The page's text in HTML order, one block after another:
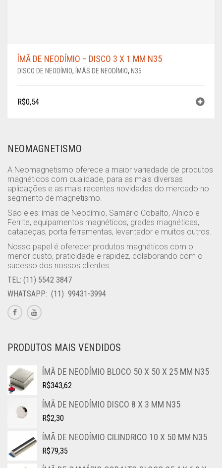
ÍMÃ DE NEODÍMIO – DISCO 3 X 1 MM N35
DISCO DE NEODÍMIO, ÍMÃS DE NEODÍMIO, N35
R$0,54
NEOMAGNETISMO
A Neomagnetismo oferece a maior variedade de produtos
magnéticos com qualidade, para as mais diversas
aplicações e as mais recentes novidades do mercado no
segmento de magnetismo.
São eles: ímãs de Neodímio, Samário Cobalto, Alnico e
Ferrite, equipamentos magnéticos, grades magnéticas,
catapeças, porta ferramentas, levantador e muitos outros.
Nosso papel é oferecer produtos magnéticos com o
menor custo, praticidade e rapidez, colaborando com o
sucesso dos nossos clientes.
TEL: (11) 5542 3847
WHATSAPP: (11) 99431-3994
PRODUTOS MAIS VENDIDOS
ÍMÃ DE NEODÍMIO BLOCO 50 X 50 X 25 MM N35
R$343,62
ÍMÃ DE NEODÍMIO DISCO 8 X 3 MM N35
R$2,30
ÍMÃ DE NEODÍMIO CILINDRICO 10 X 50 MM N35
R$79,35